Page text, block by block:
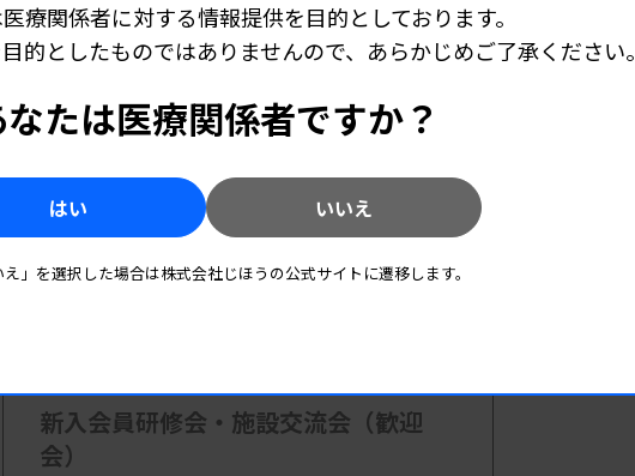
析診断学教室）
臨床検査部 微生物検査室）
検査部 検体検査室）
血液検査室）
臨床化学検査室）
ヘルスケア」
院 地球生命研究所 所長）
部リンク）
新入会員研修会・施設交流会（歓迎
会）
療関係者に対する情報提供を目的としております。
的としたものではありませんので、あらかじめご了承ください。
なたは医療関係者ですか？
はい いいえ
」を選択した場合は株式会社じほうの公式サイトに遷移します。